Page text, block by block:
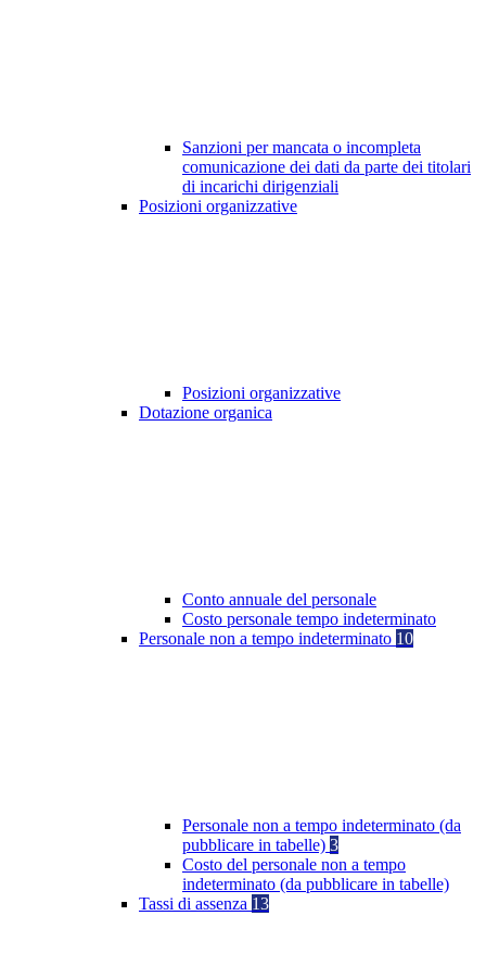
Sanzioni per mancata o incompleta
comunicazione dei dati da parte dei titolari
di incarichi dirigenziali
Posizioni organizzative
Posizioni organizzative
Dotazione organica
Conto annuale del personale
Costo personale tempo indeterminato
Personale non a tempo indeterminato 10
Personale non a tempo indeterminato (da
pubblicare in tabelle) 3
Costo del personale non a tempo
indeterminato (da pubblicare in tabelle)
Tassi di assenza 13